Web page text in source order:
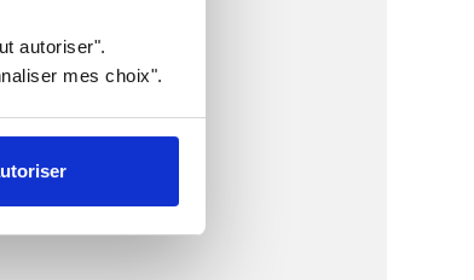
autoriser".
mes choix".